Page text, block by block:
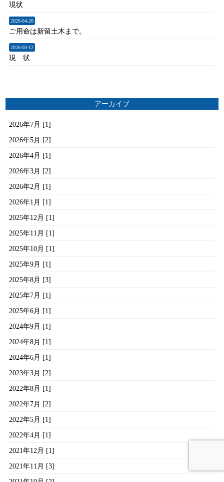
現状
2026-04-20
ご用命は新留土木まで。
2026-03-12
現 状
アーカイブ
2026年7月 [1]
2026年5月 [2]
2026年4月 [1]
2026年3月 [2]
2026年2月 [1]
2026年1月 [1]
2025年12月 [1]
2025年11月 [1]
2025年10月 [1]
2025年9月 [1]
2025年8月 [3]
2025年7月 [1]
2025年6月 [1]
2024年9月 [1]
2024年8月 [1]
2024年6月 [1]
2023年3月 [2]
2022年8月 [1]
2022年7月 [2]
2022年5月 [1]
2022年4月 [1]
2021年12月 [1]
2021年11月 [3]